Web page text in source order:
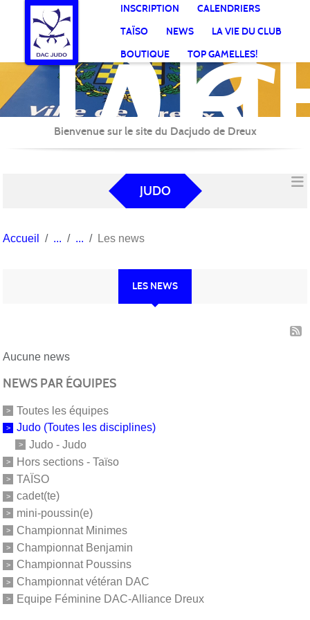
INSCRIPTION
CALENDRIERS
TAÏSO
NEWS
LA VIE DU CLUB
BOUTIQUE
TOP GAMELLES!
AC
Bienvenue sur le site du Dacjudo de Dreux
JUDO
Accueil Les news
LES NEWS
Aucune news
NEWS PAR ÉQUIPES
Toutes les équipes
Judo (Toutes les disciplines)
Judo - Judo
Hors sections - Taïso
TAÏSO
cadet(te)
mini-poussin(e)
Championnat Minimes
Championnat Benjamin
Championnat Poussins
Championnat vétéran DAC
Equipe Féminine DAC-Alliance Dreux
Panneau de gestion des cookies